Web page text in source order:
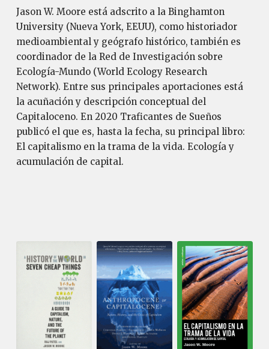
Jason W. Moore está adscrito a la Binghamton
University (Nueva York, EEUU), como historiador
medioambiental y geógrafo histórico, también es
coordinador de la Red de Investigación sobre
Ecología-Mundo (World Ecology Research
Network). Entre sus principales aportaciones está
la acuñación y descripción conceptual del
Capitaloceno. En 2020 Traficantes de Sueños
publicó el que es, hasta la fecha, su principal libro:
El capitalismo en la trama de la vida. Ecología y
acumulación de capital.